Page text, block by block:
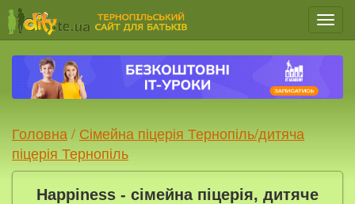
Меню
Головна / Сімейна піцерія Тернопіль/дитяча
піцерія Тернопіль
Happiness - cімейна піцерія, дитяче